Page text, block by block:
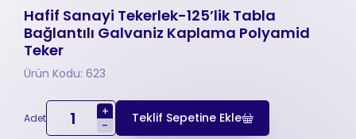
Hafif Sanayi Tekerlek-125’lik Tabla
Bağlantılı Galvaniz Kaplama Polyamid
Teker
Ürün Kodu: 623
Adet
+
-
Teklif Sepetine Ekle